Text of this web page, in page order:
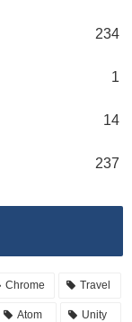
234
1
14
237
Chrome Travel
Atom Unity